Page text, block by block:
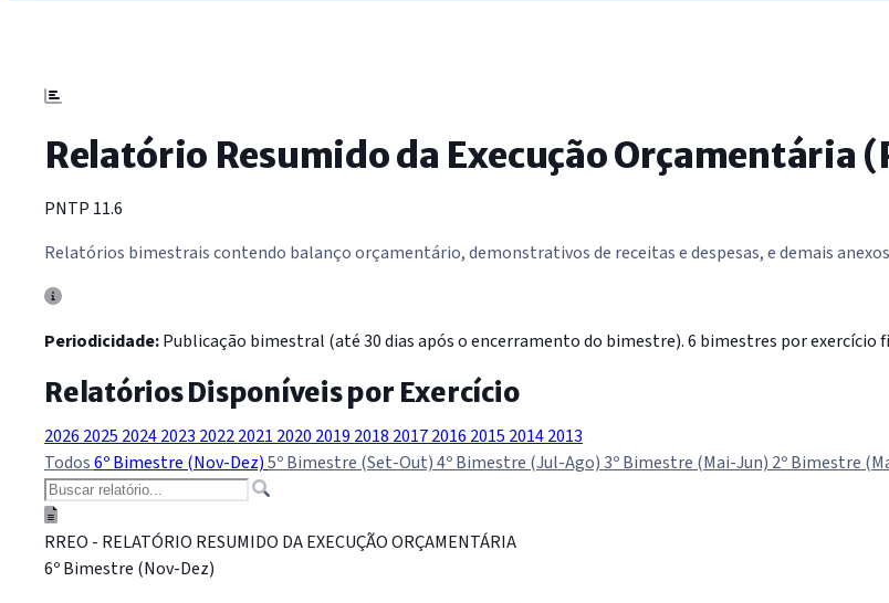
Relatório Resumido da Execução Orçamentária
PNTP 11.6
Relatórios bimestrais contendo balanço orçamentário, demonstrativos de receitas e despesas, e demais anexos
Periodicidade:Publicação bimestral (até 30 dias após o encerramento do bimestre). 6 bimestres por exercício
Relatórios Disponíveis por Exercício
2026 2025 20242023 20222021 2020 2019 2018 20172016 2015 20142013
Todos6º Bimestre (Nov-Dez)5º Bimestre (Set-Out)4º Bimestre (Jul-Ago)3º Bimestre (Mai-Jun) 2º Bimestre
RREO - RELATÓRIO RESUMIDO DA EXECUÇÃO ORÇAMENTÁRIA
6º Bimestre (Nov-Dez)